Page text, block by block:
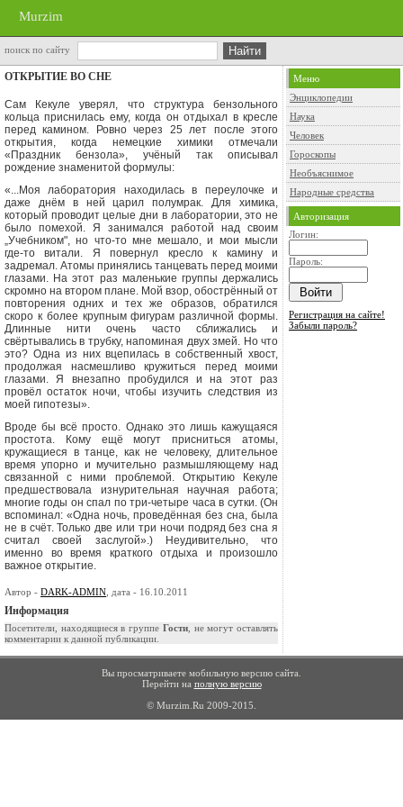
Murzim
поиск по сайту
ОТКРЫТИЕ ВО СНЕ
Сам Кекуле уверял, что структура бензольного
кольца присни­лась ему, когда он отдыхал в кресле
перед камином. Ровно че­рез 25 лет после этого
открытия, когда немецкие химики отме­чали
«Праздник бензола», учёный так описывал
рождение знаменитой формулы:
«...Моя лаборатория находилась в переулочке и
даже днём в ней царил полумрак. Для химика,
который проводит целые дни в лаборатории, это не
было помехой. Я занимался работой над своим
„Учебником", но что-то мне мешало, и мои мысли
где-то витали. Я повернул кресло к камину и
задремал. Атомы приня­лись танцевать перед моими
глазами. На этот раз маленькие груп­пы держались
скромно на втором плане. Мой взор, обострённый от
повторения одних и тех же образов, обратился
скоро к более крупным фигурам различной формы.
Длинные нити очень часто сближались и
свёртывались в трубку, напоминая двух змей. Но что
это? Одна из них вцепилась в собственный хвост,
продолжая насмешливо кружиться перед моими
глазами. Я внезапно пробу­дился и на этот раз
провёл остаток ночи, чтобы изучить следст­вия из
моей гипотезы».
Вроде бы всё просто. Однако это лишь кажущаяся
простота. Кому ещё могут присниться атомы,
кружащиеся в танце, как не человеку, длительное
время упорно и мучительно размышляюще­му над
связанной с ними проблемой. Открытию Кекуле
предше­ствовала изнурительная научная работа;
многие годы он спал по три-четыре часа в сутки. (Он
вспоминал: «Одна ночь, проведён­ная без сна, была
не в счёт. Только две или три ночи подряд без сна я
считал своей заслугой».) Неудивительно, что
именно во вре­мя краткого отдыха и произошло
важное открытие.
Автор - DARK-ADMIN , дата - 16.10.2011
Информация
Посетители, находящиеся в группе Гости, не могут оставлять
комментарии к данной публикации.
Меню
Энциклопедии
Наука
Человек
Гороскопы
Необъяснимое
Народные средства
Авторизация
Логин:
Пароль:
Регистрация на сайте!
Забыли пароль?
Вы просматриваете мобильную версию сайта.
Перейти на полную версию
© Murzim.Ru 2009-2015.